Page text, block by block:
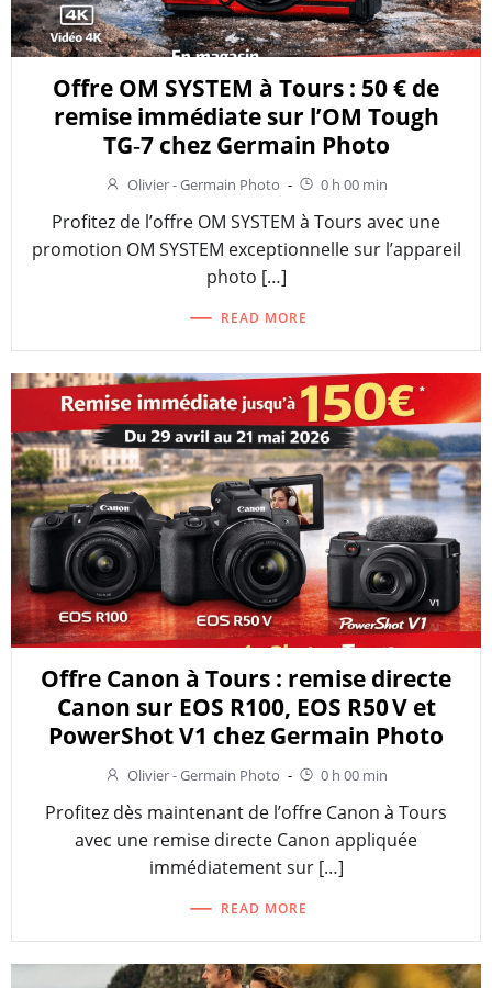
Offre OM SYSTEM à Tours : 50 € de
remise immédiate sur l’OM Tough
TG‑7 chez Germain Photo
Olivier - Germain Photo - 0 h 00 min
Profitez de l’offre OM SYSTEM à Tours avec une
promotion OM SYSTEM exceptionnelle sur l’appareil
photo […]
READ MORE
Offre Canon à Tours : remise directe
Canon sur EOS R100, EOS R50 V et
PowerShot V1 chez Germain Photo
Olivier - Germain Photo - 0 h 00 min
Profitez dès maintenant de l’offre Canon à Tours
avec une remise directe Canon appliquée
immédiatement sur […]
READ MORE